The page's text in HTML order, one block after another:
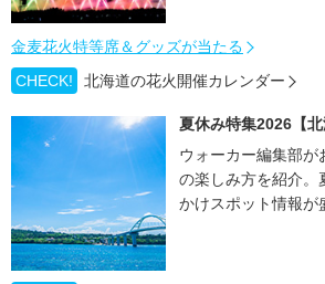
金麦花火特等席＆グッズが当たる
CHECK!
北海道の花火開催カレンダー
夏休み特集2026【北
ウォーカー編集部が
の楽しみ方を紹介。
かけスポット情報が